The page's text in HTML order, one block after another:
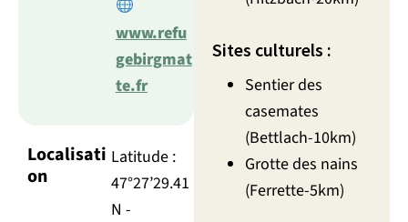
www.refu
gebirgmat
te.fr
Localisati
on
Latitude :
47°27’29.41
N -
Sites culturels :
Sentier des
casemates
(Bettlach-10km)
Grotte des nains
(Ferrette-5km)